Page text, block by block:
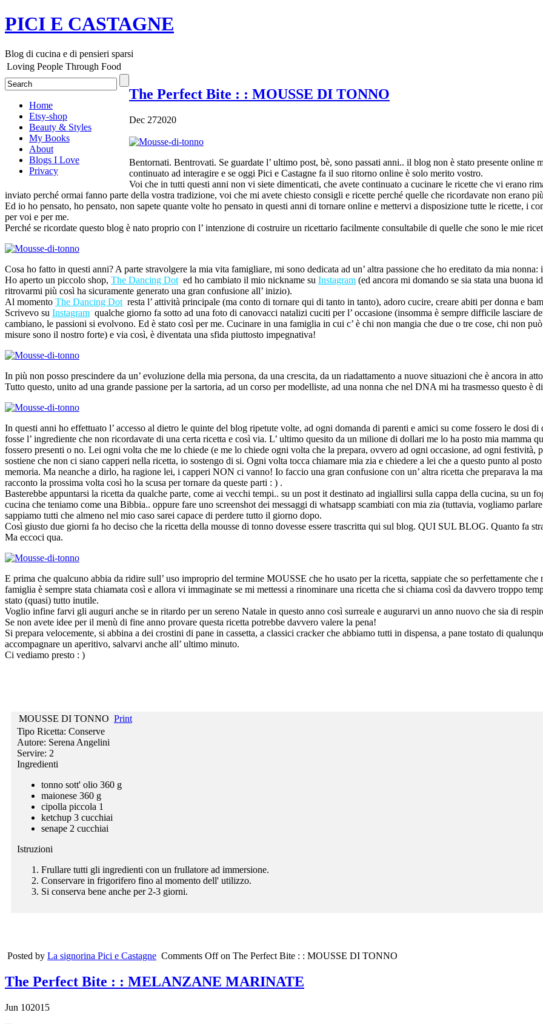
PICI E CASTAGNE
Blog di cucina e di pensieri sparsi
Loving People Through Food
Home
Etsy-shop
Beauty & Styles
My Books
About
Blogs I Love
Privacy
The Perfect Bite : : MOUSSE DI TONNO
Dec 272020
Bentornati. Bentrovati. Se guardate l’ ultimo post, bè, sono passati anni.. il blog non è stato presente
continuato ad interagire e se oggi Pici e Castagne fa il suo ritorno online è solo merito vostro.
Voi che in tutti questi anni non vi siete dimenticati, che avete continuato a cucinare le ricette che vi erano
inviato perché ormai fanno parte della vostra tradizione, voi che mi avete chiesto consigli e ricette perché quelle che ricordavate non erano
Ed io ho pensato, ho pensato, non sapete quante volte ho pensato in questi anni di tornare online e mettervi a disposizione tutte le ricette, i
per voi e per me.
Perché se ricordate questo blog è nato proprio con l’ intenzione di costruire un ricettario facilmente consultabile di quelle che sono le mie
Cosa ho fatto in questi anni? A parte stravolgere la mia vita famigliare, mi sono dedicata ad un’ altra passione che ho ereditato da mia nonna:
Ho aperto un piccolo shop, The Dancing Dot ed ho cambiato il mio nickname su Instagram (ed ancora mi domando se sia stata una buona
ritrovarmi più così ha sicuramente generato una gran confusione all’ inizio).
Al momento The Dancing Dot resta l’ attività principale (ma conto di tornare qui di tanto in tanto), adoro cucire, creare abiti per donna e
Scrivevo su Instagram qualche giorno fa sotto ad una foto di canovacci natalizi cuciti per l’ occasione (insomma è sempre difficile lasciare
cambiano, le passioni si evolvono. Ed è stato così per me. Cucinare in una famiglia in cui c’ è chi non mangia che due o tre cose, chi non
misure sono il nostro forte) e via così, è diventata una sfida piuttosto impegnativa!
In più non posso prescindere da un’ evoluzione della mia persona, da una crescita, da un riadattamento a nuove situazioni che è ancora in
Tutto questo, unito ad una grande passione per la sartoria, ad un corso per modelliste, ad una nonna che nel DNA mi ha trasmesso questo è
In questi anni ho effettuato l’ accesso al dietro le quinte del blog ripetute volte, ad ogni domanda di parenti e amici su come fossero le dosi
fosse l’ ingrediente che non ricordavate di una certa ricetta e così via. L’ ultimo quesito da un milione di dollari me lo ha posto mia mamma
fossero presenti o no. Lei ogni volta che me lo chiede (e me lo chiede ogni volta che la prepara, ovvero ad ogni occasione, ad ogni
sostiene che non ci siano capperi nella ricetta, io sostengo di si. Ogni volta tocca chiamare mia zia e chiedere a lei che a questo punto al
memoria. Ma neanche a dirlo, ha ragione lei, i capperi NON ci vanno! Io faccio una gran confusione con un’ altra ricetta che preparava la
racconto la prossima volta così ho la scusa per tornare da queste parti : ) .
Basterebbe appuntarsi la ricetta da qualche parte, come ai vecchi tempi.. su un post it destinato ad ingiallirsi sulla cappa della cucina, su un
cucina che teniamo come una Bibbia.. oppure fare uno screenshot dei messaggi di whatsapp scambiati con mia zia (tuttavia, vogliamo
sappiamo tutti che almeno nel mio caso sarei capace di perdere tutto il giorno dopo.
Così giusto due giorni fa ho deciso che la ricetta della mousse di tonno dovesse essere trascritta qui sul blog. QUI SUL BLOG. Quanto fa
Ma eccoci qua.
E prima che qualcuno abbia da ridire sull’ uso improprio del termine MOUSSE che ho usato per la ricetta, sappiate che so perfettamente che
famiglia è sempre stata chiamata così e allora vi immaginate se mi mettessi a rinominare una ricetta che si chiama così da davvero troppo
stato (quasi) tutto inutile.
Voglio infine farvi gli auguri anche se in ritardo per un sereno Natale in questo anno così surreale e augurarvi un anno nuovo che sia di
Se non avete idee per il menù di fine anno provare questa ricetta potrebbe davvero valere la pena!
Si prepara velocemente, si abbina a dei crostini di pane in cassetta, a classici cracker che abbiamo tutti in dispensa, a pane tostato di
accompagnare un aperitivo, salvarvi anche all’ ultimo minuto.
Ci vediamo presto : )
MOUSSE DI TONNO Print
Tipo Ricetta: Conserve
Autore: Serena Angelini
Servire: 2
Ingredienti
tonno sott' olio 360 g
maionese 360 g
cipolla piccola 1
ketchup 3 cucchiai
senape 2 cucchiai
Istruzioni
Frullare tutti gli ingredienti con un frullatore ad immersione.
Conservare in frigorifero fino al momento dell' utilizzo.
Si conserva bene anche per 2-3 giorni.
Posted by La signorina Pici e Castagne Comments Offon The Perfect Bite : : MOUSSE DI TONNO
The Perfect Bite : : MELANZANE MARINATE
Jun 102015